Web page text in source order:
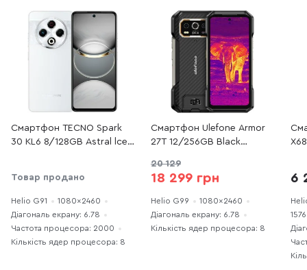
Смартфон TECNO Spark
30 KL6 8/128GB Astral lce
Товар продано
Helio G91
1080x2460
Діагональ екрану: 6.78
Частота процесора: 2000
Кількість ядер процесора: 8
Смартфон Ulefone Armor
27T 12/256GB Black
20 129
18 299 грн
Helio G99
1080x2460
Діагональ екрану: 6.78
Кількість ядер процесора: 8
6